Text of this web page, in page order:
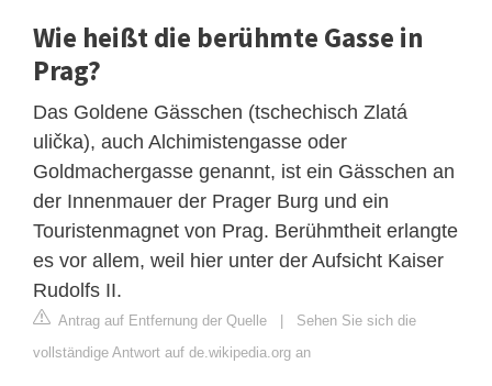
Wie heißt die berühmte Gasse in
Prag?
Das Goldene Gässchen (tschechisch Zlatá
ulička), auch Alchimistengasse oder
Goldmachergasse genannt, ist ein Gässchen an
der Innenmauer der Prager Burg und ein
Touristenmagnet von Prag. Berühmtheit erlangte
es vor allem, weil hier unter der Aufsicht Kaiser
Rudolfs II.
Antrag auf Entfernung der Quelle | Sehen Sie sich die
vollständige Antwort auf de.wikipedia.org an